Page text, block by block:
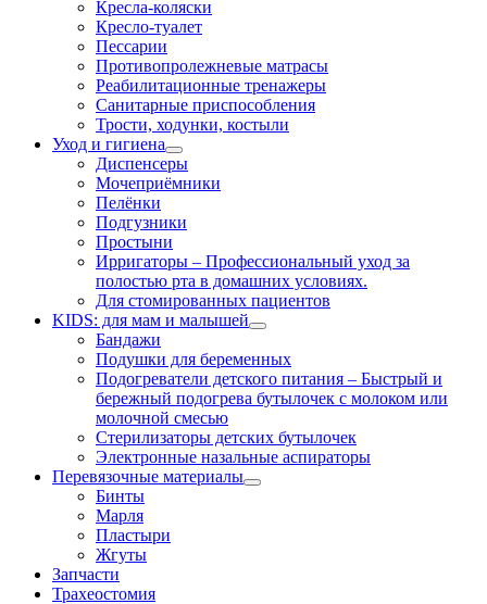
Кресла-коляски
Кресло-туалет
Пессарии
Противопролежневые матрасы
Реабилитационные тренажеры
Санитарные приспособления
Трости, ходунки, костыли
Уход и гигиена
Диспенсеры
Мочеприёмники
Пелёнки
Подгузники
Простыни
Ирригаторы – Профессиональный уход за
полостью рта в домашних условиях.
Для стомированных пациентов
KIDS: для мам и малышей
Бандажи
Подушки для беременных
Подогреватели детского питания – Быстрый и
бережный подогрева бутылочек с молоком или
молочной смесью
Стерилизаторы детских бутылочек
Электронные назальные аспираторы
Перевязочные материалы
Бинты
Марля
Пластыри
Жгуты
Запчасти
Трахеостомия